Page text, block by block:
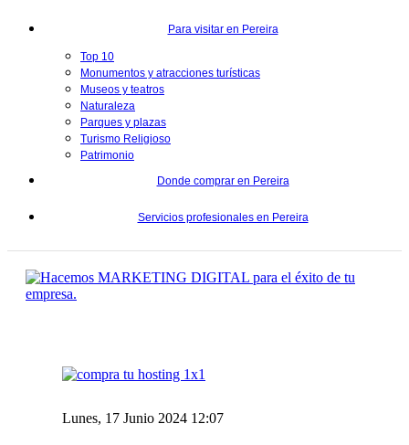
Para visitar en Pereira
Top 10
Monumentos y atracciones turísticas
Museos y teatros
Naturaleza
Parques y plazas
Turismo Religioso
Patrimonio
Donde comprar en Pereira
Servicios profesionales en Pereira
Lunes, 17 Junio 2024 12:07